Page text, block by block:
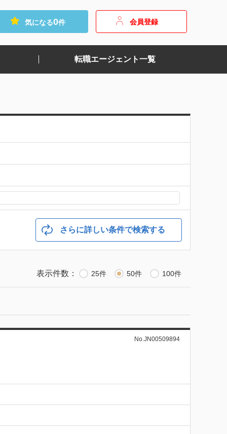
気になる0件 会員登録
転職エージェント一覧
さらに詳しい条件で検索する
表示件数： 25件 50件 100件
No.JN00509894